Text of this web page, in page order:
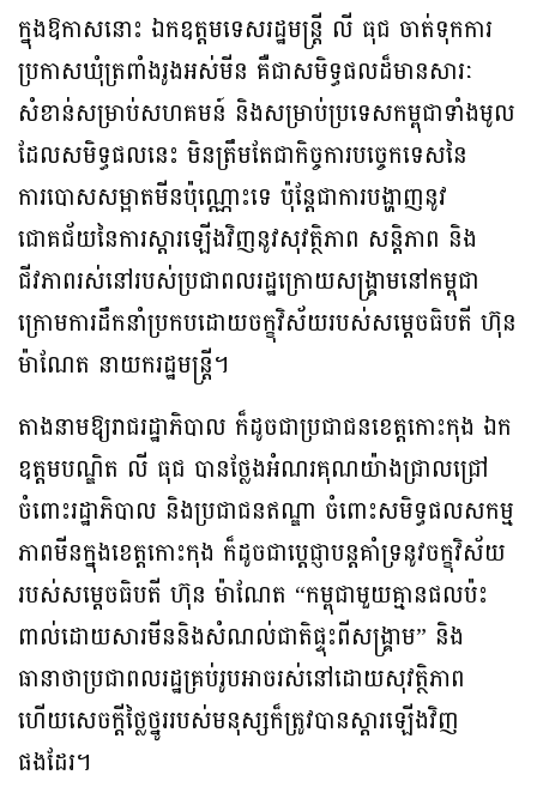
ក្នុងឱកាសនោះ ឯកឧត្តមទេសរដ្ឋមន្រ្តី លី ធុជ ចាត់ទុកការ
ប្រកាសឃុំត្រពាំងរូងអស់មីន គឺជាសមិទ្ធផលដ៏មានសារៈ
សំខាន់សម្រាប់សហគមន៍ និងសម្រាប់ប្រទេសកម្ពុជាទាំងមូល
ដែលសមិទ្ធផលនេះ មិនត្រឹមតែជាកិច្ចការបច្ចេកទេសនៃ
ការបោសសម្អាតមីនប៉ុណ្ណោះទេ ប៉ុន្តែជាការបង្ហាញនូវ
ជោគជ័យនៃការស្តារឡើងវិញនូវសុវត្ថិភាព សន្តិភាព និង
ជីវភាពរស់នៅរបស់ប្រជាពលរដ្ឋក្រោយសង្គ្រាមនៅកម្ពុជា
ក្រោមការដឹកនាំប្រកបដោយចក្ខុវិស័យរបស់សម្តេចធិបតី ហ៊ុន
ម៉ាណែត នាយករដ្ឋមន្រ្តី។
តាងនាមឱ្យរាជរដ្ឋាភិបាល ក៏ដូចជាប្រជាជនខេត្តកោះកុង ឯក
ឧត្តមបណ្ឌិត លី ធុជ បានថ្លែងអំណរគុណយ៉ាងជ្រាលជ្រៅ
ចំពោះរដ្ឋាភិបាល និងប្រជាជនឥណ្ឌា ចំពោះសមិទ្ធផលសកម្ម
ភាពមីនក្នុងខេត្តកោះកុង ក៏ដូចជាប្តេជ្ញាបន្តគាំទ្រនូវចក្ខុវិស័យ
របស់សម្តេចធិបតី ហ៊ុន ម៉ាណែត “កម្ពុជាមួយគ្មានផលប៉ះ
ពាល់ដោយសារមីននិងសំណល់ជាតិផ្ទុះពីសង្គ្រាម” និង
ធានាថាប្រជាពលរដ្ឋគ្រប់រូបអាចរស់នៅដោយសុវត្ថិភាព
ហើយសេចក្តីថ្លៃថ្នូររបស់មនុស្សក៏ត្រូវបានស្តារឡើងវិញ
ផងដែរ។